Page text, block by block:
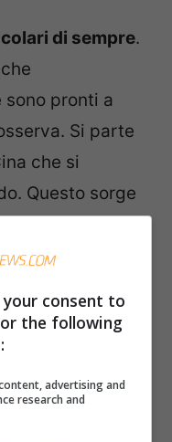
di sempre.
pronti a
Si parte
che si
Questo sorge
A Mosca c’è
E’ stato
grattacieli
consent to
the following
advertising and
research and